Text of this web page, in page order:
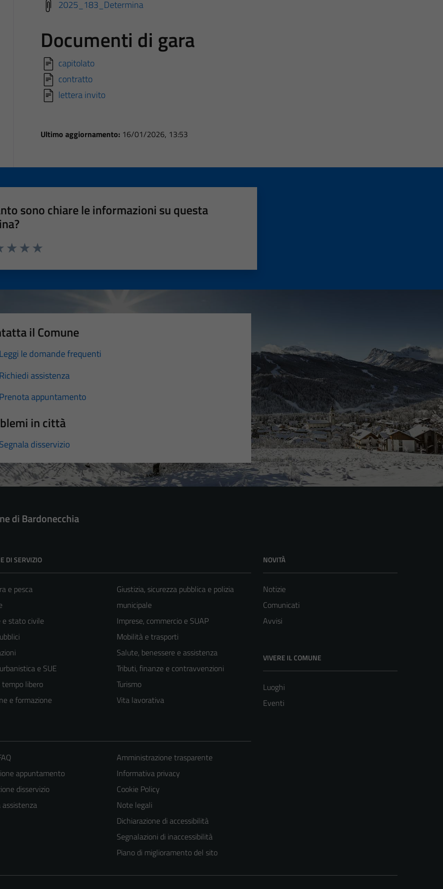
2025_183_Determina
Documenti di gara
capitolato
contratto
lettera invito
Ultimo aggiornamento: 16/01/2026, 13:53
sono chiare le informazioni su questa
il Comune
Leggi le domande frequenti
Richiedi assistenza
Prenota appuntamento
in città
Segnala disservizio
di Bardonecchia
DI SERVIZIO
e pesca
e stato civile
e SUE
libero
e formazione
Giustizia, sicurezza pubblica e polizia
municipale
Imprese, commercio e SUAP
Mobilità e trasporti
Salute, benessere e assistenza
Tributi, finanze e contravvenzioni
Turismo
Vita lavorativa
NOVITÀ
Notizie
Comunicati
Avvisi
VIVERE IL COMUNE
Luoghi
Eventi
appuntamento
disservizio
assistenza
Amministrazione trasparente
Informativa privacy
Cookie Policy
Note legali
Dichiarazione di accessibilità
Segnalazioni di inaccessibilità
Piano di miglioramento del sito